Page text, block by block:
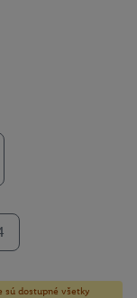
sú dostupné všetky